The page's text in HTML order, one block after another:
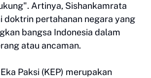
Artinya, Sishankamrata
doktrin pertahanan negara yang
bangsa Indonesia dalam
atau ancaman.
Paksi (KEP) merupakan